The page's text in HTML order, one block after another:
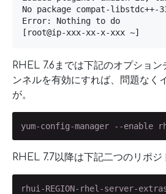
No package compat-libstdc++-
Error: Nothing to do
[root@ip-xxx-xx-x-xxx ~]
RHEL 7.6までは下記のオプショ
ンネルを有効にすれば、問題なく
が。
yum-config-manager --enable
RHEL 7.7以降は下記二つのリポジ
rhui-REGION-rhel-server-